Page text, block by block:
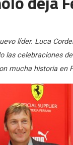
líder. Luca
las celebraciones
mucha historia en